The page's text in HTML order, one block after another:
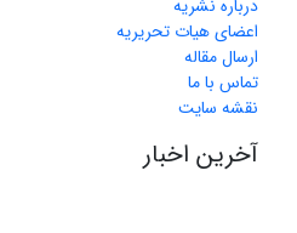
درباره نشریه
اعضای هیات تحریریه
ارسال مقاله
تماس با ما
نقشه سایت
آخرین اخبار